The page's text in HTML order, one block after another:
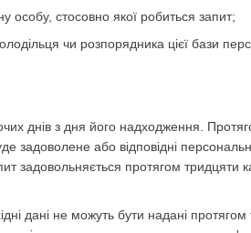
особу, стосовно якої робиться запит;
чи розпорядника цієї бази
днів з дня його надходження.
або відповідні
задовольняється протягом тридцяти
дані не можуть бути надані